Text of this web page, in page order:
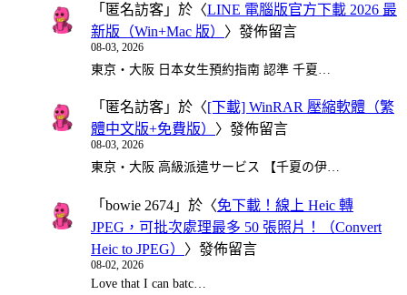
「 匿名訪客 」於〈LINE 電腦版官方下載 2026 最
新版（Win+Mac 版） 〉發佈留言
08-03, 2026
東京・大阪 日本女生預約指南 認準 千夏…
「 匿名訪客 」於〈[下載] WinRAR 壓縮軟體（繁
體中文版+免費版） 〉發佈留言
08-03, 2026
東京・大阪 高級派遣サービス 【千夏の伊…
「 bowie 2674 」於〈免下載！線上 Heic 轉
JPEG，可批次處理最多 50 張照片！（Convert
Heic to JPEG） 〉發佈留言
08-02, 2026
Love that I can batc…